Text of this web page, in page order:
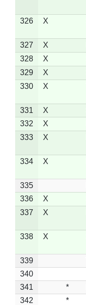
326 X
327 X
328
X
329
X
330
X
331 X
332
X
333
X
334 X
335
336
X
337
X
338 X
339
340
341
*
342
*